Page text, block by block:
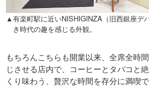
▲有楽町駅に近いNISHIGINZA（旧西銀座デ
き時代の趣を感じる外観。
もちろんこちらも開業以来、全席全時
じさせる店内で、コーヒーとタバコと
くり味わう、贅沢な時間を存分に満喫で